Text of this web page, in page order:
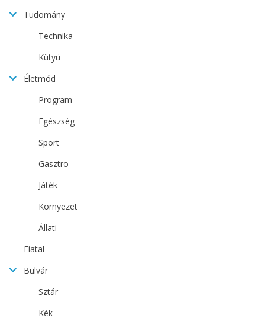
Tudomány
Technika
Kütyü
Életmód
Program
Egészség
Sport
Gasztro
Játék
Környezet
Állati
Fiatal
Bulvár
Sztár
Kék